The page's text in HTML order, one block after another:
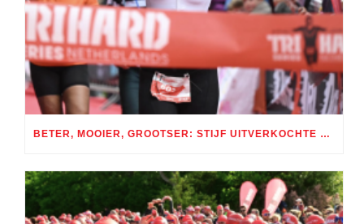
BETER, MOOIER, GROOTSER: STIJF UITVERKOCHTE TRI AMSTERDAM GROOT SUCCES